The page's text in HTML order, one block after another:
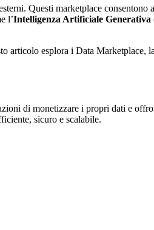
Questi marketplace consentono
l’Intelligenza Artificiale Generativa
articolo esplora i Data Marketplace,
di monetizzare i propri dati e
sicuro e scalabile.